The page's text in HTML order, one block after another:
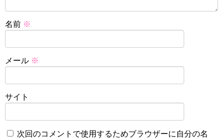
名前 ※
メール ※
サイト
次回のコメントで使用するためブラウザーに自分の名